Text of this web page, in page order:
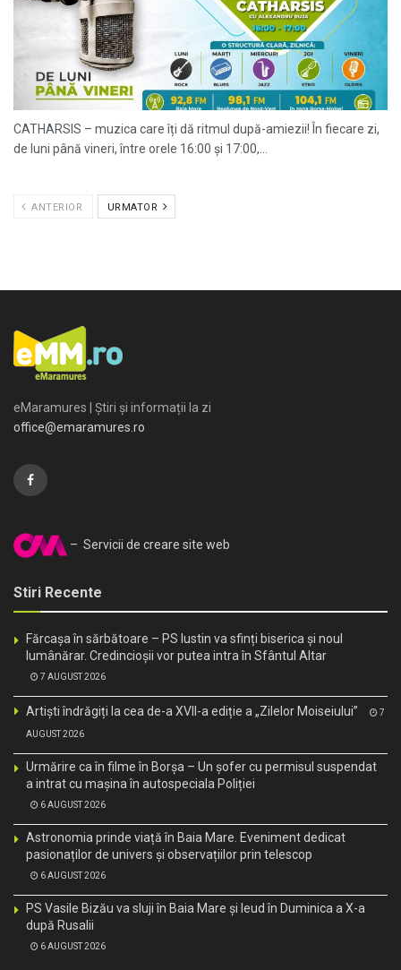
CATHARSIS – muzica care îți dă ritmul după-amiezii! În fiecare zi,
de luni până vineri, între orele 16:00 și 17:00,...
ANTERIOR URMATOR
eMaramures | Știri și informații la zi
office@emaramures.ro
– Servicii de creare site web
Stiri Recente
Fărcașa în sărbătoare – PS Iustin va sfinți biserica și noul
lumânărar. Credincioșii vor putea intra în Sfântul Altar
7 AUGUST 2026
Artiști îndrăgiți la cea de-a XVII-a ediție a „Zilelor Moiseiului” 7
AUGUST 2026
Urmărire ca în filme în Borșa – Un șofer cu permisul suspendat
a intrat cu mașina în autospeciala Poliției
6 AUGUST 2026
Astronomia prinde viață în Baia Mare. Eveniment dedicat
pasionaților de univers și observațiilor prin telescop
6 AUGUST 2026
PS Vasile Bizău va sluji în Baia Mare și Ieud în Duminica a X-a
după Rusalii
6 AUGUST 2026